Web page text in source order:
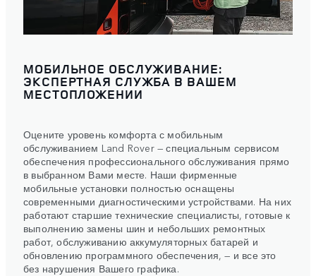
МОБИЛЬНОЕ ОБСЛУЖИВАНИЕ:
ЭКСПЕРТНАЯ СЛУЖБА В ВАШЕМ
МЕСТОПЛОЖЕНИИ
Оцените уровень комфорта с мобильным
обслуживанием Land Rover — специальным сервисом
обеспечения профессионального обслуживания прямо
в выбранном Вами месте. Наши фирменные
мобильные установки полностью оснащены
современными диагностическими устройствами. На них
работают старшие технические специалисты, готовые к
выполнению замены шин и небольших ремонтных
работ, обслуживанию аккумуляторных батарей и
обновлению программного обеспечения, — и все это
без нарушения Вашего графика.